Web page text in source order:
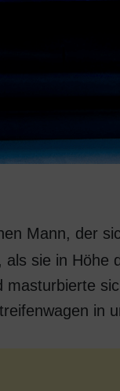
Mann, der
sie in
in